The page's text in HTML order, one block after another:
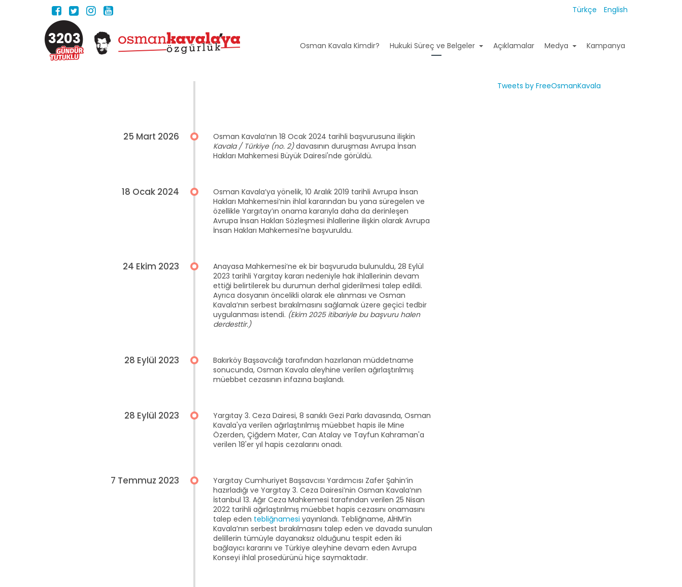
Türkçe English
3203 Osman Kavala Kimdir? Hukuki Süreç ve Belgeler Açıklamalar Medya Kampanya
25 Mart 2026
Osman Kavala’nın 18 Ocak 2024 tarihli başvurusuna ilişkin
Kavala / Türkiye (no. 2)davasının duruşması Avrupa İnsan
Hakları Mahkemesi Büyük Dairesi'nde görüldü.
18 Ocak 2024
Osman Kavala’ya yönelik, 10 Aralık 2019 tarihli Avrupa İnsan
Hakları Mahkemesi’nin ihlal kararından bu yana süregelen ve
özellikle Yargıtay’ın onama kararıyla daha da derinleşen
Avrupa İnsan Hakları Sözleşmesi ihlallerine ilişkin olarak Avrupa
İnsan Hakları Mahkemesi’ne başvuruldu.
24 Ekim 2023
Anayasa Mahkemesi’ne ek bir başvuruda bulunuldu, 28 Eylül
2023 tarihli Yargıtay kararı nedeniyle hak ihlallerinin devam
ettiği belirtilerek bu durumun derhal giderilmesi talep edildi.
Ayrıca dosyanın öncelikli olarak ele alınması ve Osman
Kavala’nın serbest bırakılmasını sağlamak üzere geçici tedbir
uygulanması istendi. (Ekim 2025 itibariyle bu başvuru halen
derdesttir.)
28 Eylül 2023
Bakırköy Başsavcılığı tarafından hazırlanan müddetname
sonucunda, Osman Kavala aleyhine verilen ağırlaştırılmış
müebbet cezasının infazına başlandı.
28 Eylül 2023
Yargıtay 3. Ceza Dairesi, 8 sanıklı Gezi Parkı davasında, Osman
Kavala'ya verilen ağırlaştırılmış müebbet hapis ile Mine
Özerden, Çiğdem Mater, Can Atalay ve Tayfun Kahraman'a
verilen 18'er yıl hapis cezalarını onadı.
7 Temmuz 2023
Yargıtay Cumhuriyet Başsavcısı Yardımcısı Zafer Şahin’in
hazırladığı ve Yargıtay 3. Ceza Dairesi’nin Osman Kavala’nın
İstanbul 13. Ağır Ceza Mahkemesi tarafından verilen 25 Nisan
2022 tarihli ağırlaştırılmış müebbet hapis cezasını onamasını
talep eden tebliğnamesi yayınlandı. Tebliğname, AİHM’in
Kavala’nın serbest bırakılmasını talep eden ve davada sunulan
delillerin tümüyle dayanaksız olduğunu tespit eden iki
bağlayıcı kararını ve Türkiye aleyhine devam eden Avrupa
Konseyi ihlal prosedürünü hiçe saymaktadır.
Tweets by FreeOsmanKavala